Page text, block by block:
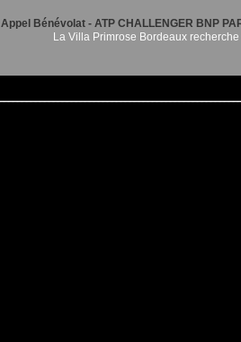
Appel Bénévolat - ATP CHALLENGER BNP
La Villa Primrose Bordeaux